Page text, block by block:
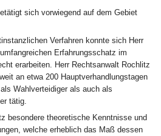
sich vorwiegend auf dem Gebiet
Verfahren konnte sich Herr
Erfahrungsschatz im
erarbeiten. Herr Rechtsanwalt Rochlitz
an etwa 200 Hauptverhandlungstagen
Wahlverteidiger als auch als
tätig.
besondere theoretische Kenntnisse und
welche erheblich das Maß dessen